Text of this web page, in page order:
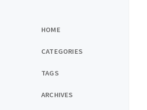
HOME
CATEGORIES
TAGS
ARCHIVES